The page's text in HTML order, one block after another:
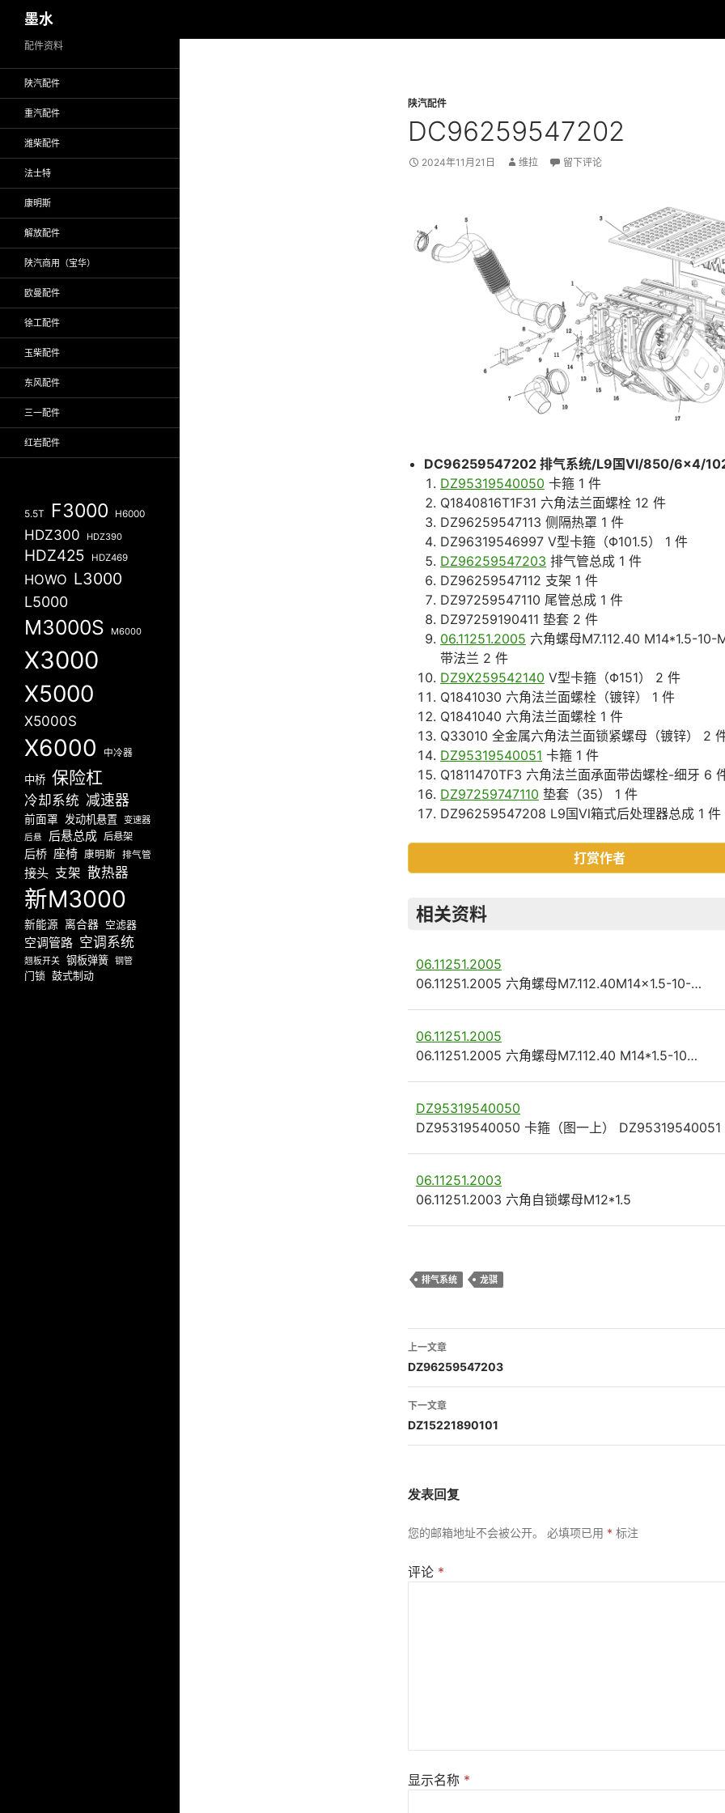
至
墨水
陕汽配件
DC96259547202
2024年11月21日 维拉 留下评论
DC96259547202 排气系统/L9国Ⅵ/850/6×4/
DZ95319540050 卡箍 1 件
Q1840816T1F31 六角法兰面螺栓 12 件
DZ96259547113 侧隔热罩 1 件
DZ96319546997 V型卡箍（Φ101.5） 1 件
DZ96259547203 排气管总成 1 件
DZ96259547112 支架 1 件
DZ97259547110 尾管总成 1 件
DZ97259190411 垫套 2 件
06.11251.2005 六角螺母M7.112.40 M14*1.5-10-
带法兰 2 件
DZ9X259542140 V型卡箍（Φ151） 2 件
Q1841030 六角法兰面螺栓（镀锌） 1 件
Q1841040 六角法兰面螺栓 1 件
Q33010 全金属六角法兰面锁紧螺母（镀锌） 2
DZ95319540051 卡箍 1 件
Q1811470TF3 六角法兰面承面带齿螺栓-细牙 6
DZ97259747110 垫套（35） 1 件
DZ96259547208 L9国Ⅵ箱式后处理器总成 1 件
打赏作者
相关资料
06.11251.2005
06.11251.2005 六角螺母M7.112.40M14x1.5-10-…
06.11251.2005
06.11251.2005 六角螺母M7.112.40 M14*1.5-10…
DZ95319540050
DZ95319540050 卡箍（图一上）
06.11251.2003
06.11251.2003 六角自锁螺母M12*1.5
排气系统 龙骐
文
章
导
航
上一文章
DZ96259547203
下一文章
DZ15221890101
发表回复
您的邮箱地址不会被公开。 必填项已用 * 标注
评论 *
显示名称 *
配件资料
陕汽配件
重汽配件
潍柴配件
法士特
康明斯
解放配件
陕汽商用（宝华）
欧曼配件
徐工配件
玉柴配件
东风配件
三一配件
红岩配件
5.5T F3000 H6000
HDZ300 HDZ390
HDZ425 HDZ469
HOWO L3000
L5000
M3000S M6000
X3000
X5000
X5000S
X6000 中冷器
中桥 保险杠
冷却系统 减速器
前面罩 发动机悬置 变速器
后悬 后悬总成 后悬架
后桥 座椅 康明斯 排气管
接头 支架 散热器
新M3000
新能源 离合器 空滤器
空调管路 空调系统
翘板开关 钢板弹簧 钢管
门锁 鼓式制动